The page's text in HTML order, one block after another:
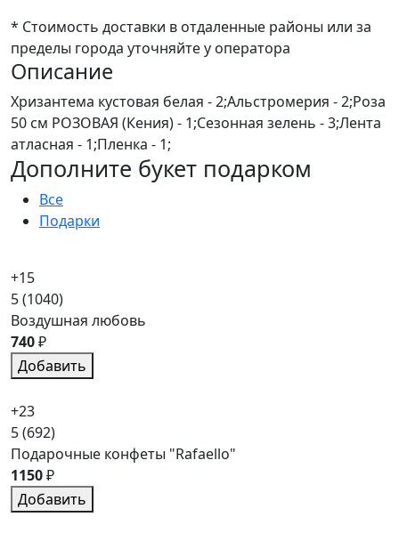
* Стоимость доставки в отдаленные районы или за
пределы города уточняйте у оператора
Описание
Хризантема кустовая белая - 2;Альстромерия - 2;Роза
50 см РОЗОВАЯ (Кения) - 1;Сезонная зелень - 3;Лента
атласная - 1;Пленка - 1;
Дополните букет подарком
Все
Подарки
+15
5(1040)
Воздушная любовь
740₽
Добавить
+23
5(692)
Подарочные конфеты "Rafaello"
1150₽
Добавить